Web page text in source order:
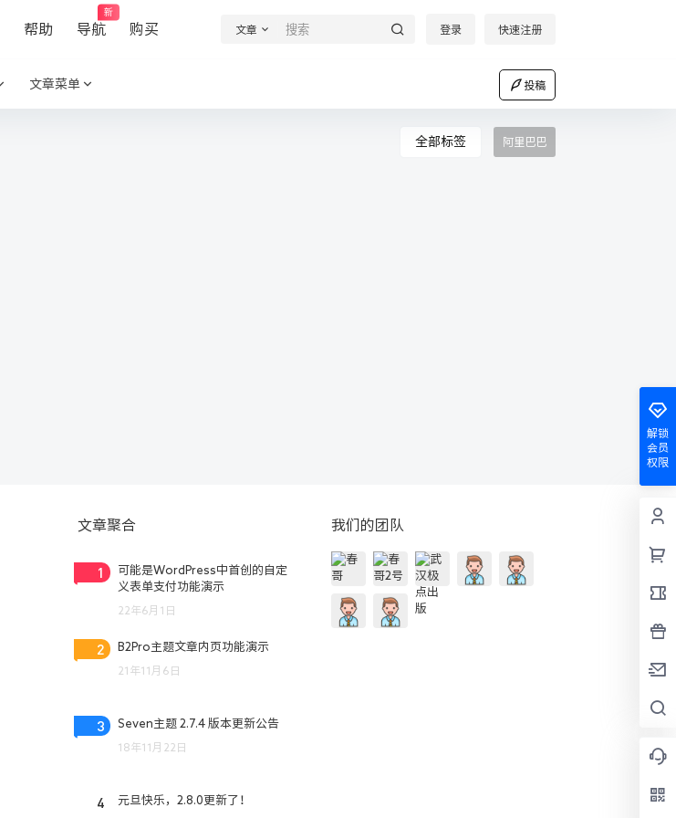
帮助 导航
新
购买 文章 登录 快速注册
文章菜单 投稿
全部标签 阿里巴巴
解锁
会员
权限
文章聚合
1
可能是WordPress中首创的自定
义表单支付功能演示
22年6月1日
2 B2Pro主题文章内页功能演示
21年11月6日
3 Seven主题 2.7.4 版本更新公告
18年11月22日
4 元旦快乐，2.8.0更新了！
我们的团队